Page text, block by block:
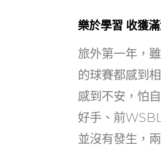
樂於學習 收獲
旅外第一年，
的球賽都感到
感到不安，怕
好手、前
並沒有發生，